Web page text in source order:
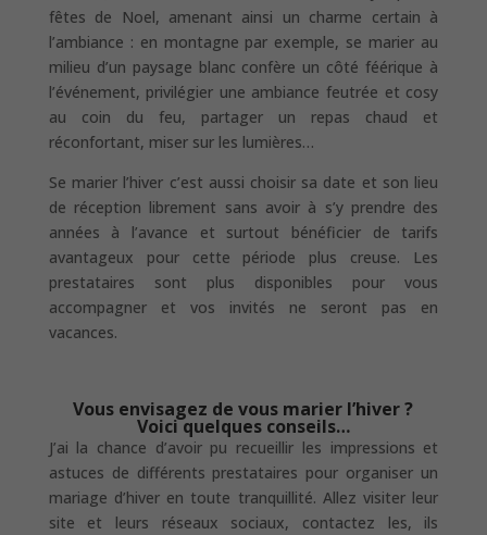
fêtes de Noel, amenant ainsi un charme certain à
l’ambiance : en montagne par exemple, se marier au
milieu d’un paysage blanc confère un côté féérique à
l’événement, privilégier une ambiance feutrée et cosy
au coin du feu, partager un repas chaud et
réconfortant, miser sur les lumières…
Se marier l’hiver c’est aussi choisir sa date et son lieu
de réception librement sans avoir à s’y prendre des
années à l’avance et surtout bénéficier de tarifs
avantageux pour cette période plus creuse. Les
prestataires sont plus disponibles pour vous
accompagner et vos invités ne seront pas en
vacances.
Vous envisagez de vous marier l’hiver ?
Voici quelques conseils…
J’ai la chance d’avoir pu recueillir les impressions et
astuces de différents prestataires pour organiser un
mariage d’hiver en toute tranquillité. Allez visiter leur
site et leurs réseaux sociaux, contactez les, ils